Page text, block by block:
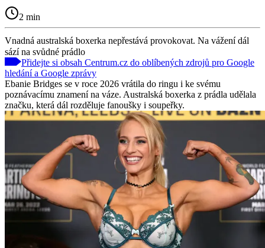
2 min
Vnadná australská boxerka nepřestává provokovat. Na vážení dál
sází na svůdné prádlo
Přidejte si obsah Centrum.cz do oblíbených zdrojů pro Google
hledání a Google zprávy
Ebanie Bridges se v roce 2026 vrátila do ringu i ke svému
poznávacímu znamení na váze. Australská boxerka z prádla udělala
značku, která dál rozděluje fanoušky i soupeřky.